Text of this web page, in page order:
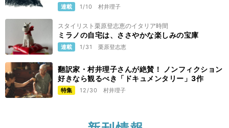
連載 1/10 村井理子
スタイリスト栗原登志恵のイタリア時間
ミラノの自宅は、ささやかな楽しみの宝庫
連載 1/31 栗原登志恵
翻訳家・村井理子さんが絶賛！ ノンフィクション
好きなら観るべき「ドキュメンタリー」3作
特集 12/30 村井理子